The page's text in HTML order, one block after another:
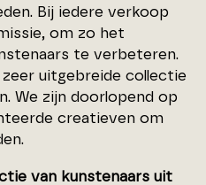
Bij iedere verkoop
om zo het
te verbeteren.
uitgebreide collectie
We zijn doorlopend op
creatieven om
van kunstenaars uit